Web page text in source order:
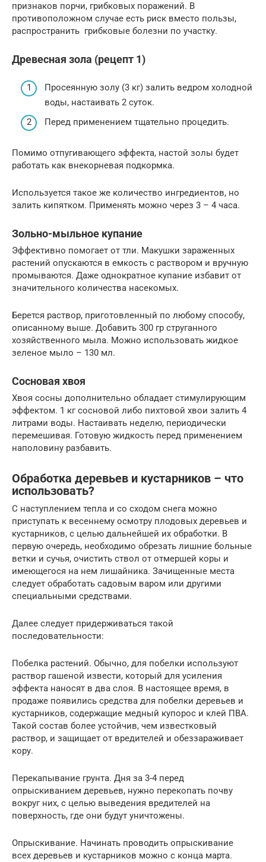
признаков порчи, грибковых поражений. В
противоположном случае есть риск вместо пользы,
распространить грибковые болезни по участку.
Древесная зола (рецепт 1)
Просеянную золу (3 кг) залить ведром холодной
воды, настаивать 2 суток.
Перед применением тщательно процедить.
Помимо отпугивающего эффекта, настой золы будет
работать как внекорневая подкормка.
Используется такое же количество ингредиентов, но
залить кипятком. Применять можно через 3 – 4 часа.
Зольно-мыльное купание
Эффективно помогает от тли. Макушки зараженных
растений опускаются в емкость с раствором и вручную
промываются. Даже однократное купание избавит от
значительного количества насекомых.
Берется раствор, приготовленный по любому способу,
описанному выше. Добавить 300 гр струганного
хозяйственного мыла. Можно использовать жидкое
зеленое мыло – 130 мл.
Сосновая хвоя
Хвоя сосны дополнительно обладает стимулирующим
эффектом. 1 кг сосновой либо пихтовой хвои залить 4
литрами воды. Настаивать неделю, периодически
перемешивая. Готовую жидкость перед применением
наполовину разбавить.
Обработка деревьев и кустарников – что
использовать?
С наступлением тепла и со сходом снега можно
приступать к весеннему осмотру плодовых деревьев и
кустарников, с целью дальнейшей их обработки. В
первую очередь, необходимо обрезать лишние больные
ветки и сучья, очистить ствол от отмершей коры и
имеющегося на нем лишайника. Зачищенные места
следует обработать садовым варом или другими
специальными средствами.
Далее следует придерживаться такой
последовательности:
Побелка растений. Обычно, для побелки используют
раствор гашеной извести, который для усиления
эффекта наносят в два слоя. В настоящее время, в
продаже появились средства для побелки деревьев и
кустарников, содержащие медный купорос и клей ПВА.
Такой состав более устойчив, чем известковый
раствор, и защищает от вредителей и обеззараживает
кору.
Перекапывание грунта. Дня за 3-4 перед
опрыскиванием деревьев, нужно перекопать почву
вокруг них, с целью выведения вредителей на
поверхность, где они будут уничтожены.
Опрыскивание. Начинать проводить опрыскивание
всех деревьев и кустарников можно с конца марта.